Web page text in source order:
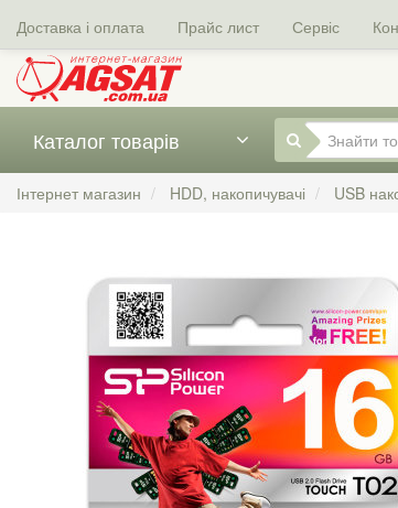
Доставка і оплата Прайс лист Сервіс
Каталог товарів
Інтернет магазин HDD, накопичувачі USB